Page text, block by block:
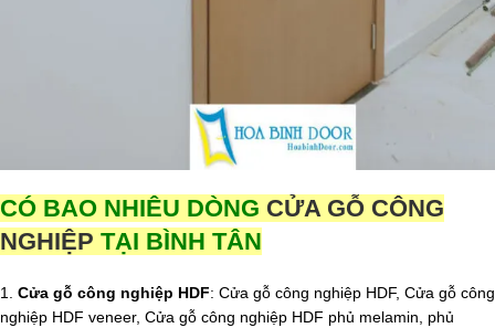
CÓ BAO NHIÊU DÒNG CỬA GỖ CÔNG
NGHIỆP TẠI BÌNH TÂN
1. Cửa gỗ công nghiệp HDF: Cửa gỗ công nghiệp HDF, Cửa gỗ công
nghiệp HDF veneer, Cửa gỗ công nghiệp HDF phủ melamin, phủ